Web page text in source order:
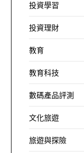
投資學習
投資理財
教育
教育科技
數碼產品評測
文化旅遊
旅遊與探險